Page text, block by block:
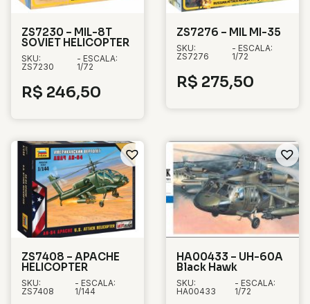
ZS7230 – MIL-8T
SOVIET HELICOPTER
SKU:
ZS7230
- ESCALA:
1/72
R$ 246,50
ZS7276 – MIL MI-35
SKU:
ZS7276
- ESCALA:
1/72
R$ 275,50
ZS7408 – APACHE
HELICOPTER
SKU:
ZS7408
- ESCALA:
1/144
HA00433 – UH-60A
Black Hawk
SKU:
HA00433
- ESCALA:
1/72